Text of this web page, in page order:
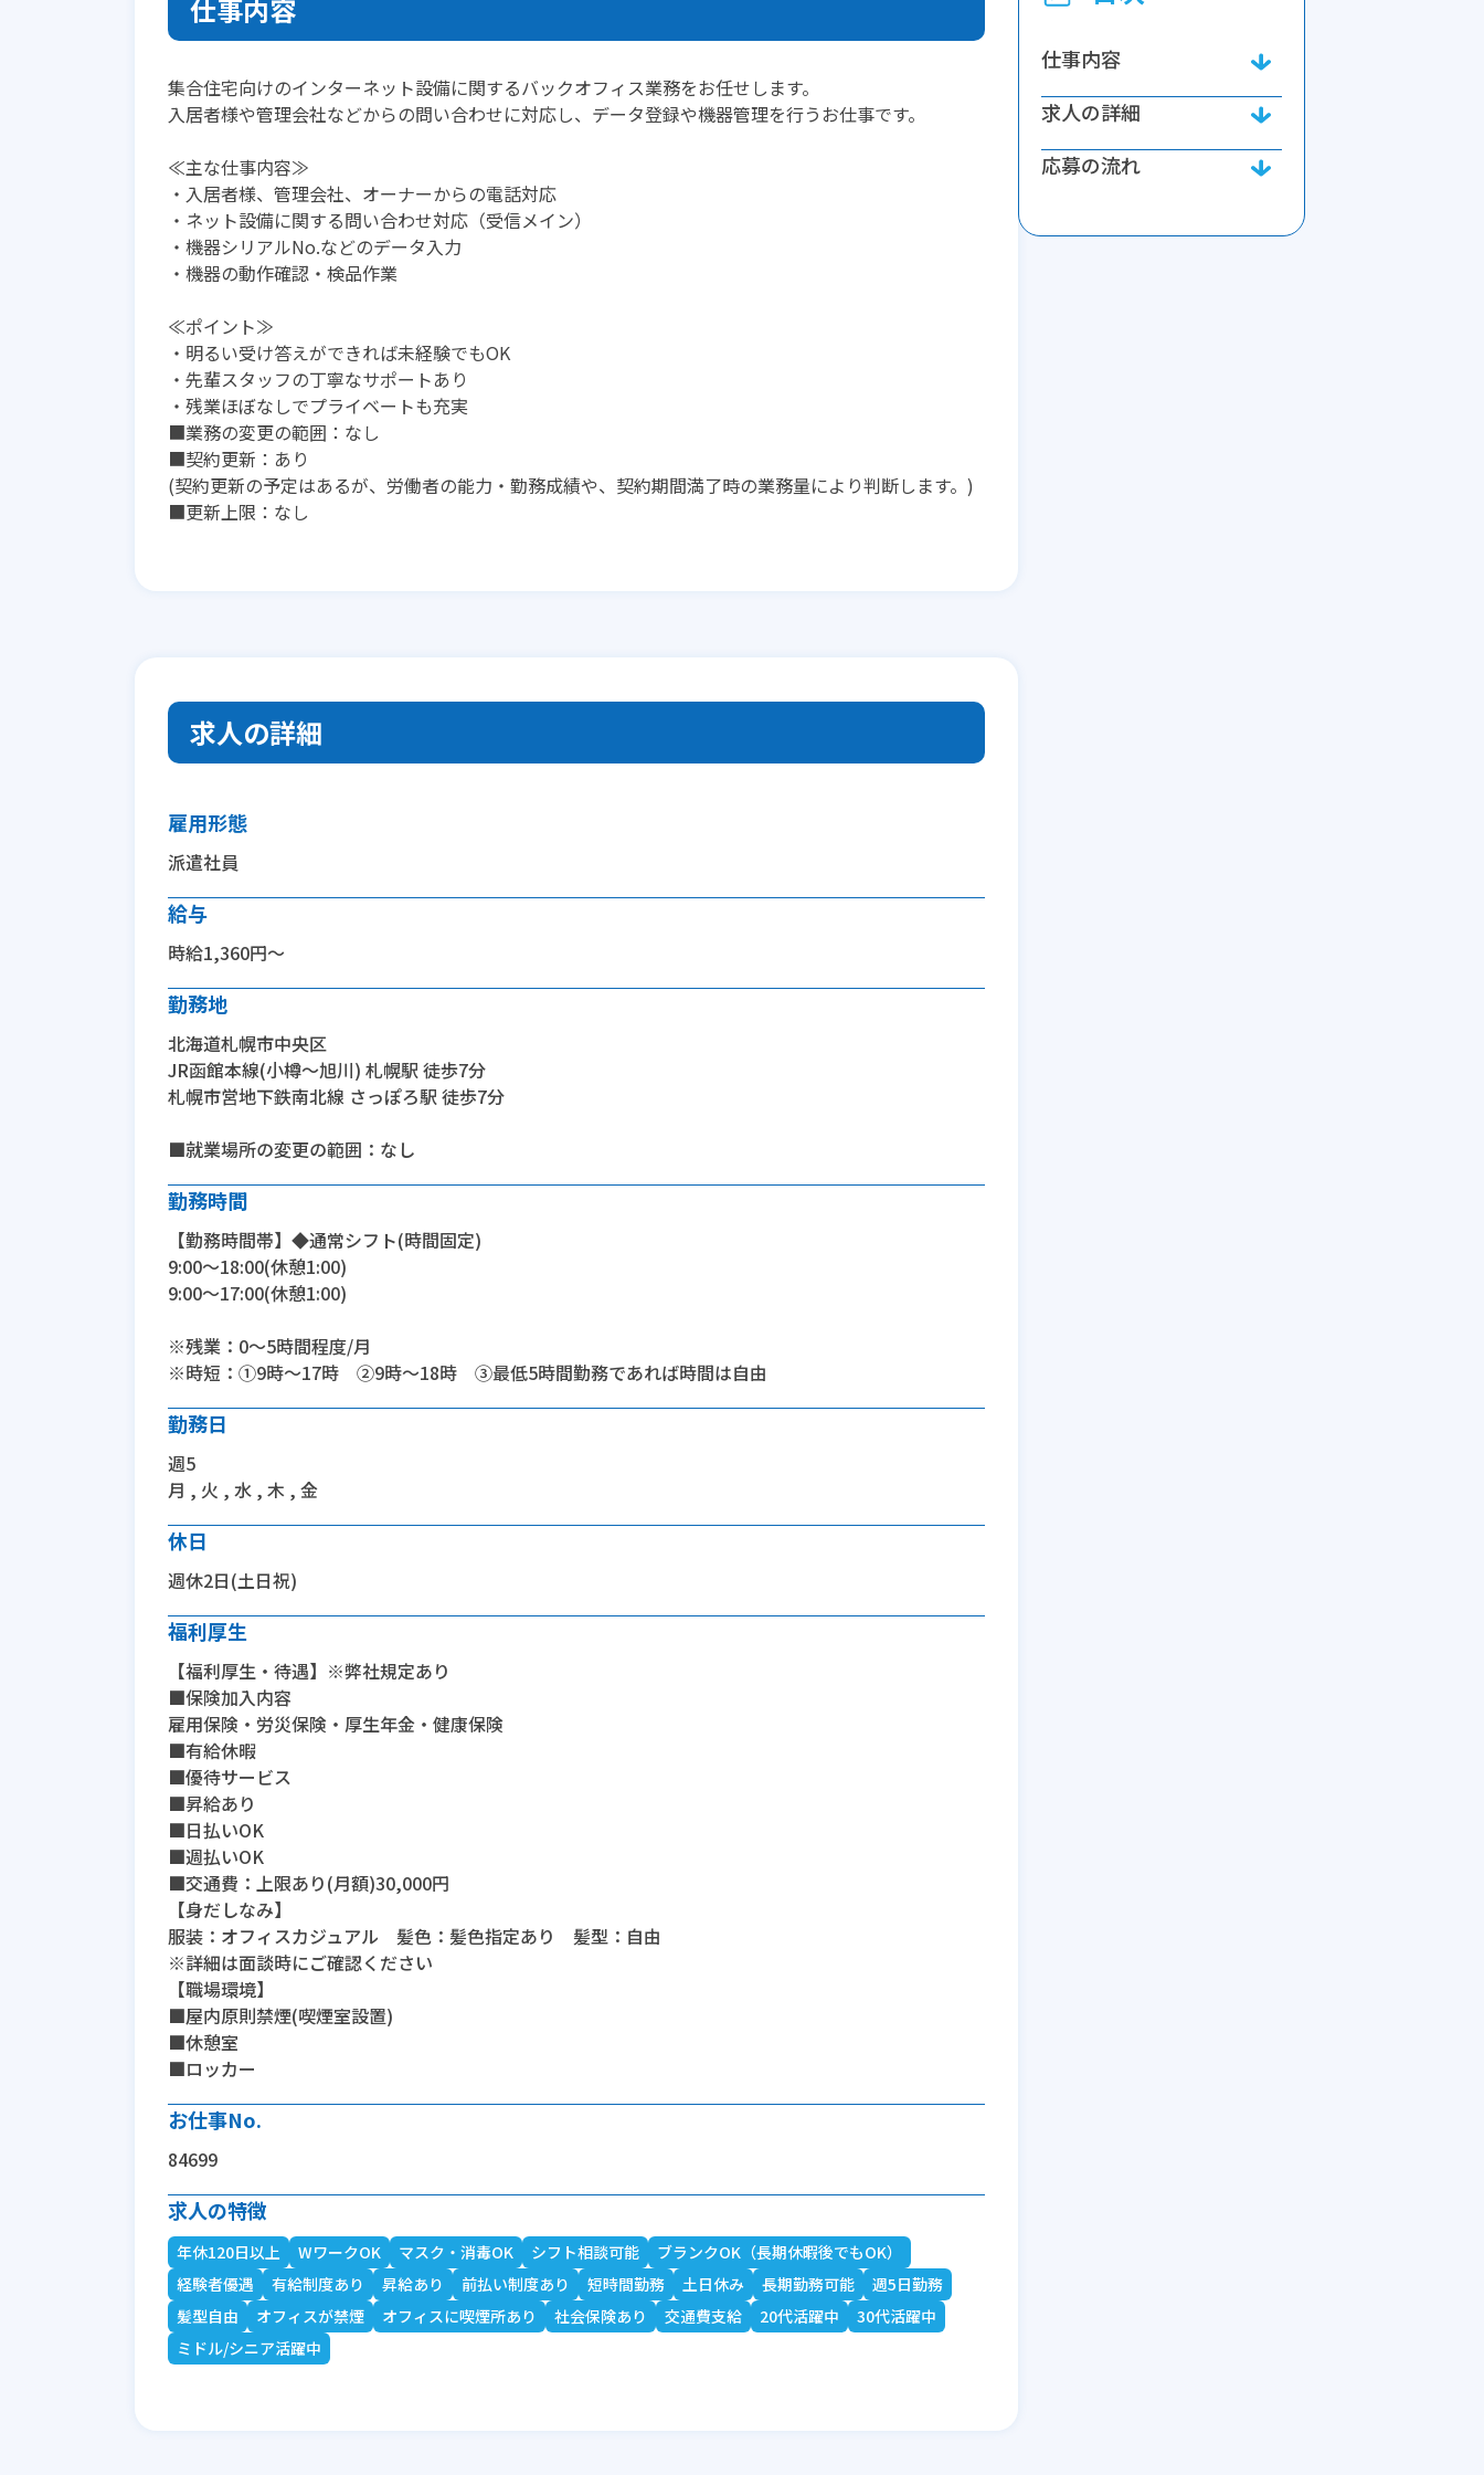
仕事内容
集合住宅向けのインターネット設備に関するバックオフィス業務をお任せします。
入居者様や管理会社などからの問い合わせに対応し、データ登録や機器管理を行うお仕事です。
≪主な仕事内容≫
・入居者様、管理会社、オーナーからの電話対応
・ネット設備に関する問い合わせ対応（受信メイン）
・機器シリアルNo.などのデータ入力
・機器の動作確認・検品作業
≪ポイント≫
・明るい受け答えができれば未経験でもOK
・先輩スタッフの丁寧なサポートあり
・残業ほぼなしでプライベートも充実
■業務の変更の範囲：なし
■契約更新：あり
(契約更新の予定はあるが、労働者の能力・勤務成績や、契約期間満了時の業務量により判断します。)
■更新上限：なし
求人の詳細
雇用形態
派遣社員
給与
時給1,360円～
勤務地
北海道札幌市中央区
JR函館本線(小樽～旭川) 札幌駅 徒歩7分
札幌市営地下鉄南北線 さっぽろ駅 徒歩7分
■就業場所の変更の範囲：なし
勤務時間
【勤務時間帯】◆通常シフト(時間固定)
9:00〜18:00(休憩1:00)
9:00〜17:00(休憩1:00)
※残業：0〜5時間程度/月
※時短：①9時～17時 ②9時～18時 ③最低5時間勤務であれば時間は自由
勤務日
週5
月 , 火 , 水 , 木 , 金
休日
週休2日(土日祝)
福利厚生
【福利厚生・待遇】※弊社規定あり
■保険加入内容
雇用保険・労災保険・厚生年金・健康保険
■有給休暇
■優待サービス
■昇給あり
■日払いOK
■週払いOK
■交通費：上限あり(月額)30,000円
【身だしなみ】
服装：オフィスカジュアル 髪色：髪色指定あり 髪型：自由
※詳細は面談時にご確認ください
【職場環境】
■屋内原則禁煙(喫煙室設置)
■休憩室
■ロッカー
お仕事No.
84699
求人の特徴
年休120日以上 WワークOK マスク・消毒OK シフト相談可能
ブランクOK（長期休暇後でもOK）
経験者優遇
有給制度あり 昇給あり 前払い制度あり 短時間勤務 土日休み 長期勤務可能
週5日勤務
髪型自由
オフィスが禁煙 オフィスに喫煙所あり 社会保険あり 交通費支給 20代活躍中
30代活躍中
ミドル/シニア活躍中
仕事内容
求人の詳細
応募の流れ